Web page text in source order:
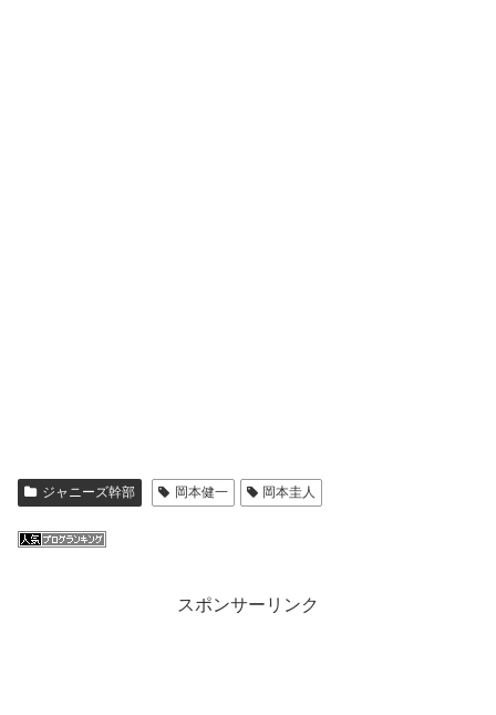
ジャニーズ幹部 岡本健一 岡本圭人
スポンサーリンク